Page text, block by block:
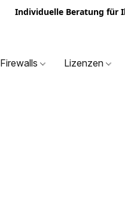
Individuelle Beratung für
Firewalls Lizenzen